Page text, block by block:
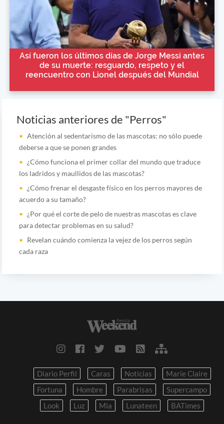
Así fueron los últimos días de Jorge Messi antes
de su muerte: resguardo, respeto y el
reencuentro con Lionel después del Mundial
Noticias anteriores de "Perros"
Atención al sedentarismo de las mascotas: no sólo puede
deberse a que se ponen grandes
¿Cómo funciona el primer collar del mundo que traduce
los ladridos y maullidos de las mascotas?
¿Cómo frenar el desgaste físico en los perros mayores de
acuerdo a su tamaño?
¿Por qué el corte de pelo de nuestras mascotas es clave
para detectar problemas en su salud?
Revelan cuándo comienza la vejez de los perros según
cada raza
Diario Perfil Caras Noticias
Marie Claire
Fortuna
Hombre Parabrisas
Supercampo
Look
Luz Mia Lunateen BATimes